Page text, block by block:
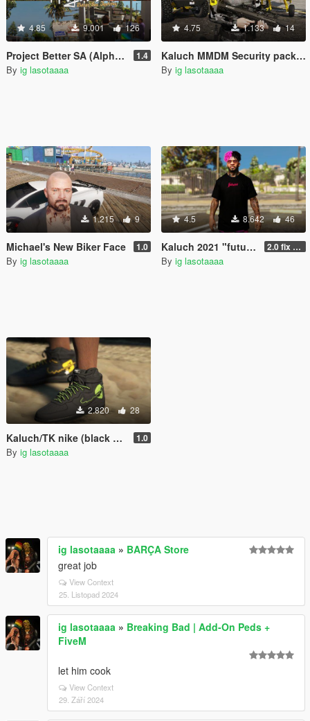
4.85 9.001 126
Project Better SA (Alpha) [YMAP] 1.4
By ig lasotaaaa
4.75 1.133 14
Kaluch MMDM Security pack for Michael and Trevor
By ig lasotaaaa
1.215 9
Michael's New Biker Face 1.0
By ig lasotaaaa
4.5 8.642 46
Kaluch 2021 "future" pack for Franklin ( shirt, hair, pants ) 2.0 fix hand
By ig lasotaaaa
2.820 28
Kaluch/TK nike (black and white) for Franklin 1.0
By ig lasotaaaa
ig lasotaaaa » BARÇA Store
great job
View Context
25. Listopad 2024
ig lasotaaaa » Breaking Bad | Add-On Peds +
FiveM
let him cook
View Context
29. Září 2024